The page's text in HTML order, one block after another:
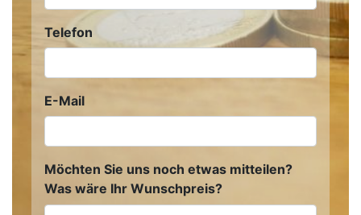
Telefon
E-Mail
Möchten Sie uns noch etwas mitteilen?
Was wäre Ihr Wunschpreis?